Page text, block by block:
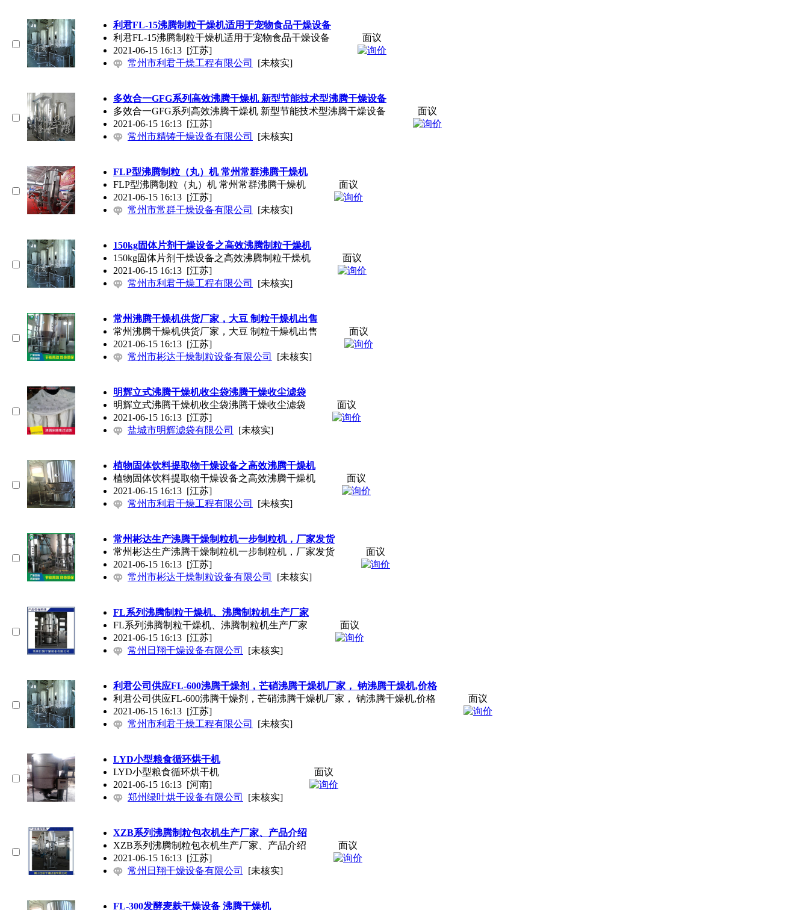
利君FL-15沸腾制粒干燥机适用于宠物食品干燥设备
利君FL-15沸腾制粒干燥机适用于宠物食品干燥设备
2021-06-15 16:13 [江苏]
常州市利君干燥工程有限公司
[未核实]
面议
多效合一GFG系列高效沸腾干燥机 新型节能技术型沸腾干燥设备
多效合一GFG系列高效沸腾干燥机 新型节能技术型沸腾干燥设备
2021-06-15 16:13 [江苏]
常州市精铸干燥设备有限公司
[未核实]
面议
FLP型沸腾制粒（丸）机 常州常群沸腾干燥机
FLP型沸腾制粒（丸）机 常州常群沸腾干燥机
2021-06-15 16:13 [江苏]
常州市常群干燥设备有限公司
[未核实]
面议
150kg固体片剂干燥设备之高效沸腾制粒干燥机
150kg固体片剂干燥设备之高效沸腾制粒干燥机
2021-06-15 16:13 [江苏]
常州市利君干燥工程有限公司
[未核实]
面议
常州沸腾干燥机供货厂家，大豆 制粒干燥机出售
常州沸腾干燥机供货厂家，大豆 制粒干燥机出售
2021-06-15 16:13 [江苏]
常州市彬达干燥制粒设备有限公司
[未核实]
面议
明辉立式沸腾干燥机收尘袋沸腾干燥收尘滤袋
明辉立式沸腾干燥机收尘袋沸腾干燥收尘滤袋
2021-06-15 16:13 [江苏]
盐城市明辉滤袋有限公司
[未核实]
面议
植物固体饮料提取物干燥设备之高效沸腾干燥机
植物固体饮料提取物干燥设备之高效沸腾干燥机
2021-06-15 16:13 [江苏]
常州市利君干燥工程有限公司
[未核实]
面议
常州彬达生产沸腾干燥制粒机一步制粒机，厂家发货
常州彬达生产沸腾干燥制粒机一步制粒机，厂家发货
2021-06-15 16:13 [江苏]
常州市彬达干燥制粒设备有限公司
[未核实]
面议
FL系列沸腾制粒干燥机、沸腾制粒机生产厂家
FL系列沸腾制粒干燥机、沸腾制粒机生产厂家
2021-06-15 16:13 [江苏]
常州日翔干燥设备有限公司
[未核实]
面议
利君公司供应FL-600沸腾干燥剂，芒硝沸腾干燥机厂家， 钠沸腾干燥机,价格
利君公司供应FL-600沸腾干燥剂，芒硝沸腾干燥机厂家， 钠沸腾干燥机,价格
2021-06-15 16:13 [江苏]
常州市利君干燥工程有限公司
[未核实]
面议
LYD小型粮食循环烘干机
LYD小型粮食循环烘干机
2021-06-15 16:13 [河南]
郑州绿叶烘干设备有限公司
[未核实]
面议
XZB系列沸腾制粒包衣机生产厂家、产品介绍
XZB系列沸腾制粒包衣机生产厂家、产品介绍
2021-06-15 16:13 [江苏]
常州日翔干燥设备有限公司
[未核实]
面议
FL-300发酵麦麸干燥设备 沸腾干燥机